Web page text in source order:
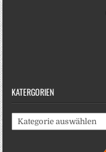
KATERGORIEN
Katergorien